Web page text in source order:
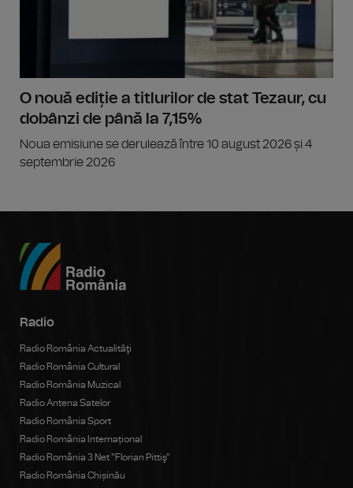
O nouă ediție a titlurilor de stat Tezaur, cu
dobânzi de până la 7,15%
Noua emisiune se derulează între 10 august 2026 și 4
septembrie 2026
Radio
Radio România Actualităţi
Radio România Cultural
Radio România Muzical
Radio Antena Satelor
Radio România Sport
Radio România Internațional
Radio România 3 Net "Florian Pittiş"
Radio România Chișinău